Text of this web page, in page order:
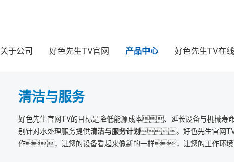
关于公司 好色先生TV官网 产品中心 好色先生TV在
清洁与服务
好色先生官网TV的目标是降低能源成本、延长设备与机
别针对水处理服务提供清洁与服务计划。好色先生官网
作，让您的设备看起来像新的一样，让您的工作环